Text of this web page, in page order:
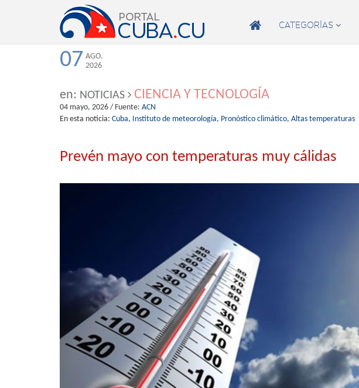
 CATEGORÍAS 
07 AGO.
2026
en: NOTICIAS CIENCIA Y TECNOLOGÍA
04 mayo, 2026 / Fuente: ACN
En esta noticia: Cuba, Instituto de meteorología, Pronóstico climático, Altas temperaturas
Prevén mayo con temperaturas muy cálidas